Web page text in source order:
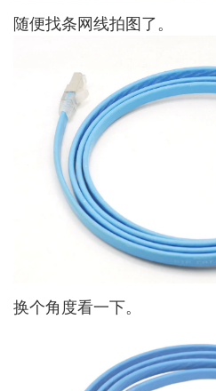
随便找条网线拍图了。
换个角度看一下。